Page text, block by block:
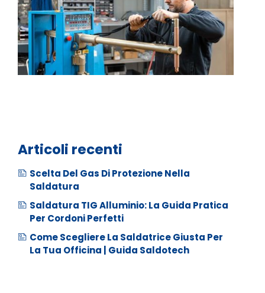
Articoli recenti
Scelta Del Gas Di Protezione Nella
Saldatura
Saldatura TIG Alluminio: La Guida Pratica
Per Cordoni Perfetti
Come Scegliere La Saldatrice Giusta Per
La Tua Officina | Guida Saldotech